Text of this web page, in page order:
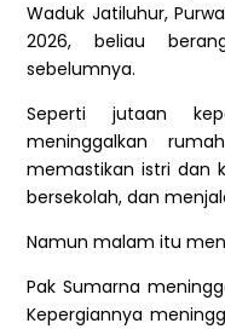
Waduk Jatiluhur,
2026, beliau
sebelumnya.
Seperti jutaan
meninggalkan
memastikan istri dan
bersekolah, dan
Namun malam itu
Pak Sumarna
Kepergiannya